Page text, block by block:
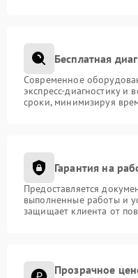
Бесплатная
Современное
экспресс-диагностику и
сроки, минимизируя
Гарантия на
Предоставляется
выполненные работы и
защищает клиента от
Прозрачное